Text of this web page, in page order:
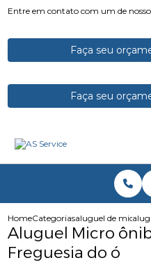
Entre em contato com um de
Faça seu
Faça seu
HomeCategoriasaluguel de micro
Aluguel Micro
Freguesia do ó